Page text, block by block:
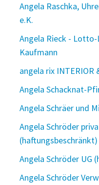
Angela Raschka,
e.K.
Angela Rieck -
Kaufmann
angela rix INTERIOR
Angela Schacknat-
Angela Schräer und
Angela Schröder
(haftungsbeschränkt)
Angela Schröder UG
Angela Schröder